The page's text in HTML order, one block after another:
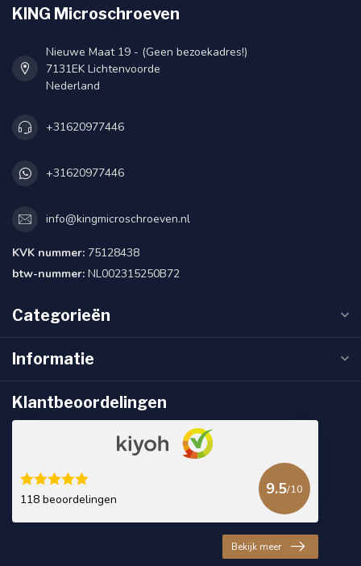
KING Microschroeven
Nieuwe Maat 19 - (Geen bezoekadres!)
7131EK Lichtenvoorde
Nederland
+31620977446
+31620977446
info@kingmicroschroeven.nl
KVK nummer: 75128438
btw-nummer: NL002315250B72
Categorieën
Informatie
Klantbeoordelingen
118 beoordelingen
9.5/10
Bekijk meer